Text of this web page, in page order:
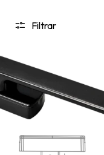
Filtrar